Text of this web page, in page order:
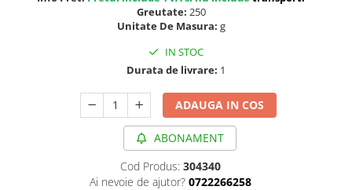
Cereale, fulgi din cereale, mic
Orez, Faina si Premixuri
Pudre si prafuri
Greutate: 250
Unitate De Masura: g
IN STOC
Durata de livrare: 1
ADAUGA IN COS
ABONAMENT
Cod Produs: 304340
Ai nevoie de ajutor? 0722266258